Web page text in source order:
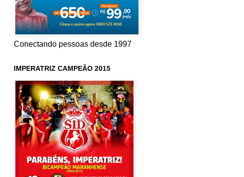
Conectando pessoas desde 1997
IMPERATRIZ CAMPEÃO 2015